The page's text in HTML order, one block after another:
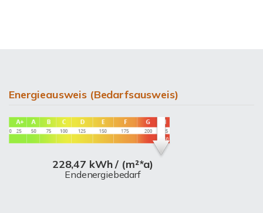
Energieausweis (Bedarfsausweis)
228,47 kWh / (m²*a)
Endenergiebedarf